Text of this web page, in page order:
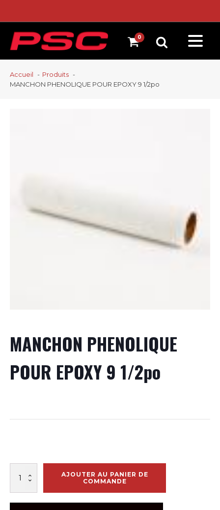
Accueil
Produits
MANCHON PHENOLIQUE POUR EPOXY 9 1/2po
MANCHON PHENOLIQUE
POUR EPOXY 9 1/2po
MANCHON
AJOUTER AU PANIER DE
COMMANDE